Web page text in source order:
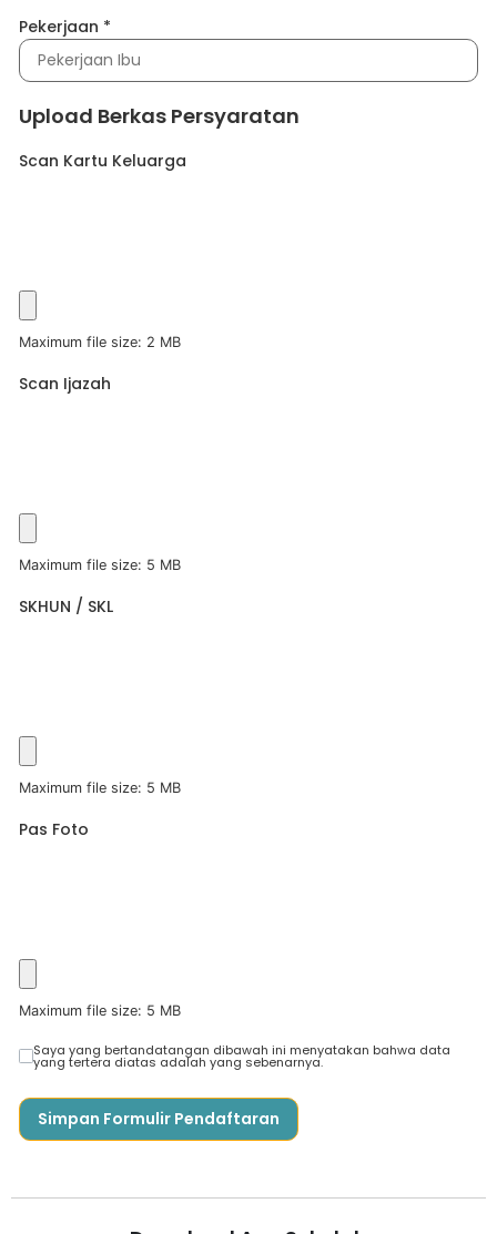
Pekerjaan *
Upload Berkas Persyaratan
Scan Kartu Keluarga
Maximum file size: 2 MB
Scan Ijazah
Maximum file size: 5 MB
SKHUN / SKL
Maximum file size: 5 MB
Pas Foto
Maximum file size: 5 MB
Saya yang bertandatangan dibawah ini menyatakan bahwa data
yang tertera diatas adalah yang sebenarnya.
Simpan Formulir Pendaftaran